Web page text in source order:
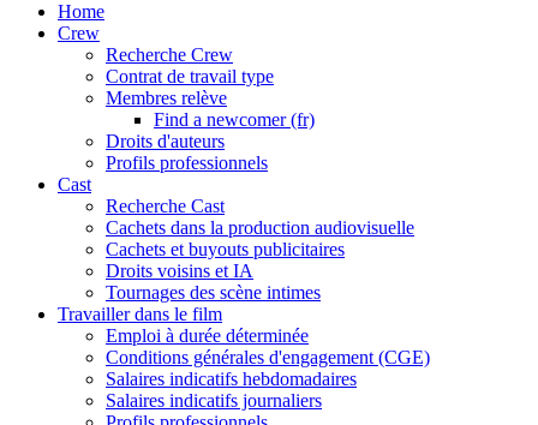
Home
Crew
Recherche Crew
Contrat de travail type
Membres relève
Find a newcomer (fr)
Droits d'auteurs
Profils professionnels
Cast
Recherche Cast
Cachets dans la production audiovisuelle
Cachets et buyouts publicitaires
Droits voisins et IA
Tournages des scène intimes
Travailler dans le film
Emploi à durée déterminée
Conditions générales d'engagement (CGE)
Salaires indicatifs hebdomadaires
Salaires indicatifs journaliers